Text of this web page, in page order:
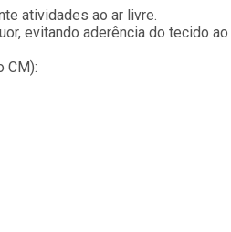
atividades ao ar livre.
evitando aderência do tecido ao
CM):